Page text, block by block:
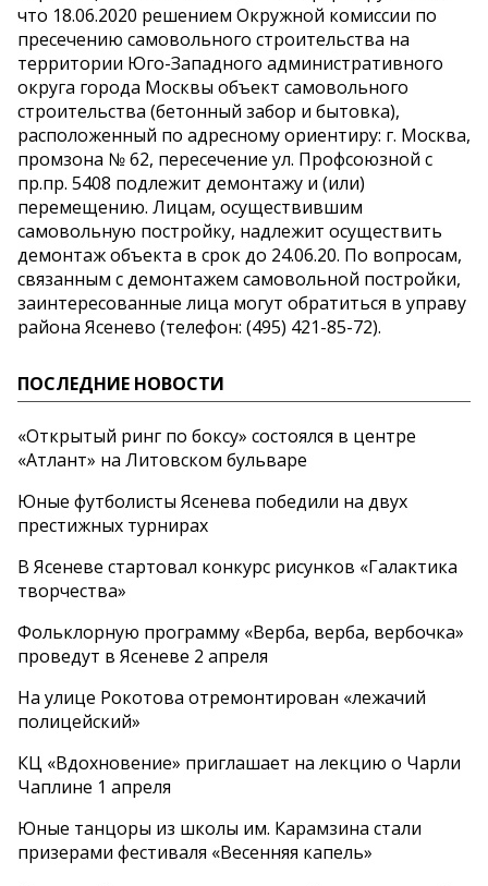
что 18.06.2020 решением Окружной комиссии по
пресечению самовольного строительства на
территории Юго-Западного административного
округа города Москвы объект самовольного
строительства (бетонный забор и бытовка),
расположенный по адресному ориентиру: г. Москва,
промзона № 62, пересечение ул. Профсоюзной с
пр.пр. 5408 подлежит демонтажу и (или)
перемещению. Лицам, осуществившим
самовольную постройку, надлежит осуществить
демонтаж объекта в срок до 24.06.20. По вопросам,
связанным с демонтажем самовольной постройки,
заинтересованные лица могут обратиться в управу
района Ясенево (телефон: (495) 421-85-72).
ПОСЛЕДНИЕ НОВОСТИ
«Открытый ринг по боксу» состоялся в центре
«Атлант» на Литовском бульваре
Юные футболисты Ясенева победили на двух
престижных турнирах
В Ясеневе стартовал конкурс рисунков «Галактика
творчества»
Фольклорную программу «Верба, верба, вербочка»
проведут в Ясеневе 2 апреля
На улице Рокотова отремонтирован «лежачий
полицейский»
КЦ «Вдохновение» приглашает на лекцию о Чарли
Чаплине 1 апреля
Юные танцоры из школы им. Карамзина стали
призерами фестиваля «Весенняя капель»